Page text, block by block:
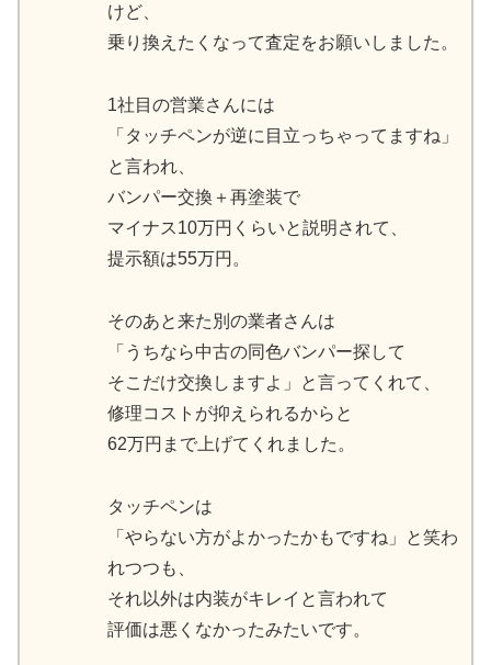
けど、
乗り換えたくなって査定をお願いしました。
1社目の営業さんには
「タッチペンが逆に目立っちゃってますね」
と言われ、
バンパー交換＋再塗装で
マイナス10万円くらいと説明されて、
提示額は55万円。
そのあと来た別の業者さんは
「うちなら中古の同色バンパー探して
そこだけ交換しますよ」と言ってくれて、
修理コストが抑えられるからと
62万円まで上げてくれました。
タッチペンは
「やらない方がよかったかもですね」と笑わ
れつつも、
それ以外は内装がキレイと言われて
評価は悪くなかったみたいです。